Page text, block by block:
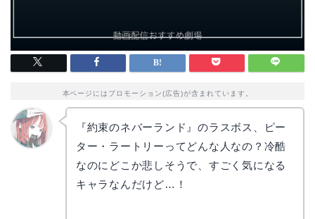
本ページにはプロモーション(広告)が含まれています。
『約束のネバーランド』のラスボス、ピー
ター・ラートリーってどんな人なの？冷酷
なのにどこか悲しそうで、すごく気になる
キャラなんだけど…！